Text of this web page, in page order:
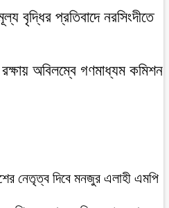
বৃদ্ধির প্রতিবাদে নরসিংদীতে
অবিলম্বে গণমাধ্যম কমিশন
নেতৃত্ব দিবে মনজুর এলাহী এমপি